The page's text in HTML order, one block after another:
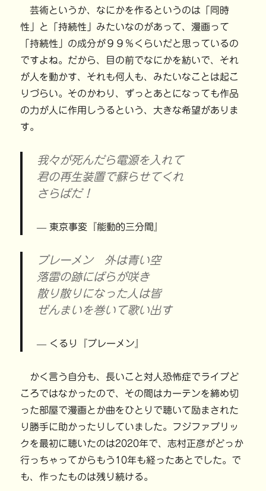
芸術というか、なにかを作るというのは「同時
性」と「持続性」みたいなのがあって、漫画って
「持続性」の成分が９９％くらいだと思っているの
ですよね。だから、目の前でなにかを紡いで、それ
が人を動かす、それも何人も、みたいなことは起こ
りづらい。そのかわり、ずっとあとになっても作品
の力が人に作用しうるという、大きな希望がありま
す。
我々が死んだら電源を入れて
君の再生装置で蘇らせてくれ
さらばだ！
東京事変『能動的三分間』
ブレーメン 外は青い空
落雷の跡にばらが咲き
散り散りになった人は皆
ぜんまいを巻いて歌い出す
くるり『ブレーメン』
かく言う自分も、長いこと対人恐怖症でライブど
ころではなかったので、その間はカーテンを締め切
った部屋で漫画とか曲をひとりで聴いて励まされた
り勝手に助かったりしていました。フジファブリッ
クを最初に聴いたのは2020年で、志村正彦がどっか
行っちゃってからもう10年も経ったあとでした。で
も、作ったものは残り続ける。